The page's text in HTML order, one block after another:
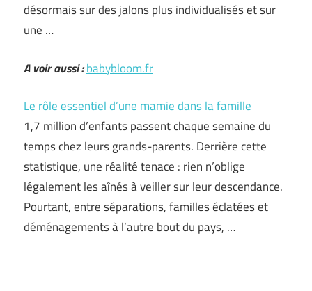
désormais sur des jalons plus individualisés et sur
une …
A voir aussi :babybloom.fr
Le rôle essentiel d’une mamie dans la famille
1,7 million d’enfants passent chaque semaine du
temps chez leurs grands-parents. Derrière cette
statistique, une réalité tenace : rien n’oblige
légalement les aînés à veiller sur leur descendance.
Pourtant, entre séparations, familles éclatées et
déménagements à l’autre bout du pays, …